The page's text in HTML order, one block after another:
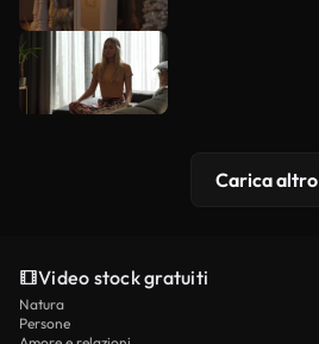
Carica altro
Video stock gratuiti
Natura
Persone